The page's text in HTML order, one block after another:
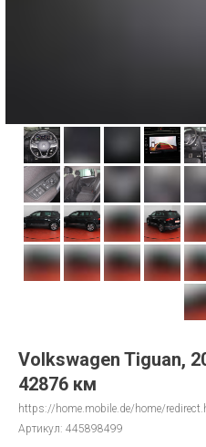
Volkswagen Tiguan,
42876 км
https://home.mobile.de/home/
Артикул: 445898499